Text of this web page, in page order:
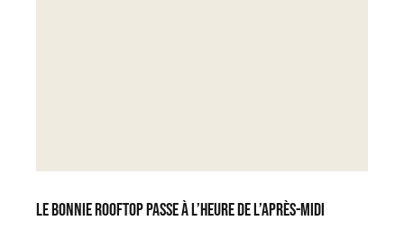
Le Bonnie Rooftop passe à l’heure de l’après-midi